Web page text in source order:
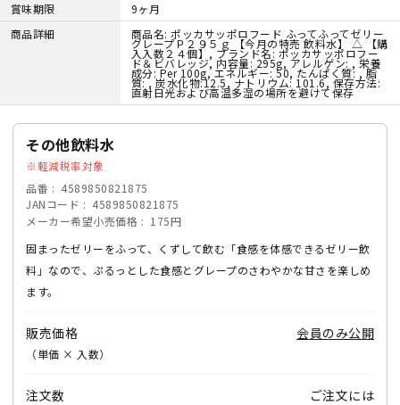
賞味期限
9ヶ月
商品詳細
商品名: ポッカサッポロフード ふってふってゼリー
グレープＰ２９５ｇ 【今月の特売 飲料水】 △ 【購
入入数２４個】, ブランド名: ポッカサッポロフー
ド＆ビバレッジ, 内容量: 295g, アレルゲン: , 栄養
成分: Per 100g, エネルギー: 50, たんぱく質: , 脂
質: , 炭水化物:12.5, ナトリウム: 101.6, 保存方法:
直射日光および高温多湿の場所を避けて保存
その他飲料水
軽減税率対象
品番
4589850821875
JANコード
4589850821875
メーカー希望小売価格
175円
固まったゼリーをふって、くずして飲む「食感を体感できるゼリー飲
料」なので、ぷるっとした食感とグレープのさわやかな甘さを楽しめ
ます。
販売価格
（単価 × 入数）
会員のみ公開
注文数
ご注文には